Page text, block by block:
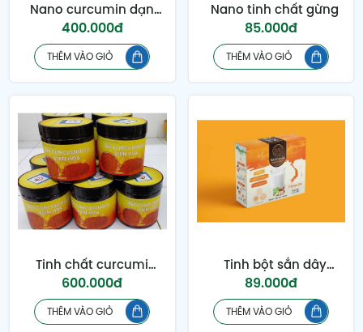
Nano curcumin dạng
lỏng
400.000đ
THÊM VÀO GIỎ
Nano tinh chất gừng
85.000đ
THÊM VÀO GIỎ
Tinh chất curcumin
dạng bột
600.000đ
THÊM VÀO GIỎ
Tinh bột sắn dây
nguyên chất dạng
bột - đạt tiêu chuẩn
Dược điển
89.000đ
THÊM VÀO GIỎ